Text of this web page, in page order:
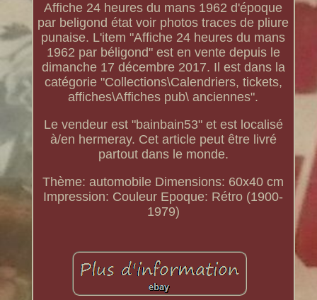
Affiche 24 heures du mans 1962 d'époque
par beligond état voir photos traces de pliure
punaise. L'item "Affiche 24 heures du mans
1962 par béligond" est en vente depuis le
dimanche 17 décembre 2017. Il est dans la
catégorie "Collections\Calendriers, tickets,
affiches\Affiches pub\ anciennes".
Le vendeur est "bainbain53" et est localisé
à/en hermeray. Cet article peut être livré
partout dans le monde.
Thème: automobile Dimensions: 60x40 cm
Impression: Couleur Epoque: Rétro (1900-
1979)